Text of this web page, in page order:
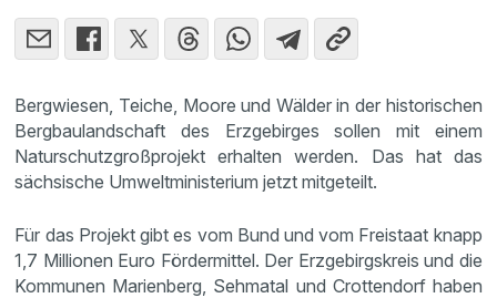
Bergwiesen, Teiche, Moore und Wälder in der historischen
Bergbaulandschaft des Erzgebirges sollen mit einem
Naturschutzgroßprojekt erhalten werden. Das hat das
sächsische Umweltministerium jetzt mitgeteilt.
Für das Projekt gibt es vom Bund und vom Freistaat knapp
1,7 Millionen Euro Fördermittel. Der Erzgebirgskreis und die
Kommunen Marienberg, Sehmatal und Crottendorf haben